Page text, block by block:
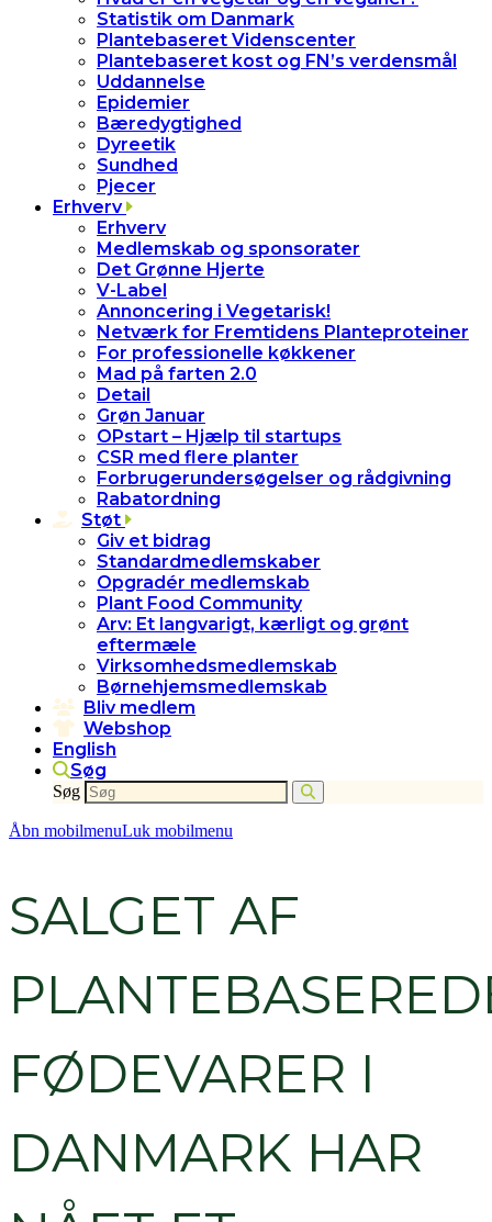
Statistik om Danmark
Plantebaseret Videnscenter
Plantebaseret kost og FN’s verdensmål
Uddannelse
Epidemier
Bæredygtighed
Dyreetik
Sundhed
Pjecer
Erhverv
Erhverv
Medlemskab og sponsorater
Det Grønne Hjerte
V-Label
Annoncering i Vegetarisk!
Netværk for Fremtidens Planteproteiner
For professionelle køkkener
Mad på farten 2.0
Detail
Grøn Januar
OPstart – Hjælp til startups
CSR med flere planter
Forbrugerundersøgelser og rådgivning
Rabatordning
Støt
Giv et bidrag
Standardmedlemskaber
Opgradér medlemskab
Plant Food Community
Arv: Et langvarigt, kærligt og grønt
eftermæle
Virksomhedsmedlemskab
Børnehjemsmedlemskab
Bliv medlem
Webshop
English
Søg
Søg
Åbn mobilmenuLuk mobilmenu
SALGET AF
FØDEVARER I
DANMARK HAR